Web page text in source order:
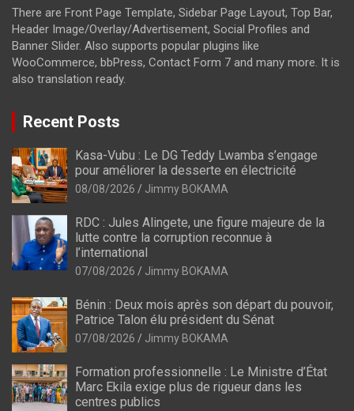
There are Front Page Template, Sidebar Page Layout, Top Bar,
Header Image/Overlay/Advertisement, Social Profiles and
Banner Slider. Also supports popular plugins like
WooCommerce, bbPress, Contact Form 7 and many more. It is
also translation ready.
Recent Posts
Kasa-Vubu : Le DG Teddy Lwamba s’engage
pour améliorer la desserte en électricité
08/08/2026 Jimmy BOKAMA
RDC : Jules Alingete, une figure majeure de la
lutte contre la corruption reconnue à
l’international
07/08/2026 Jimmy BOKAMA
Bénin : Deux mois après son départ du pouvoir,
Patrice Talon élu président du Sénat
07/08/2026 Jimmy BOKAMA
Formation professionnelle : Le Ministre d’État
Marc Ekila exige plus de rigueur dans les
centres publics